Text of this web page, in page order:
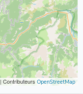
| Contributeurs OpenStreetMap